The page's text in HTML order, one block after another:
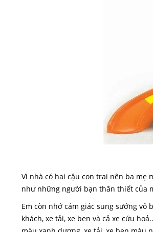
Vì nhà có hai cậu con trai nên ba mẹ
như những người bạn thân thiết của
Em còn nhớ cảm giác sung sướng
khách, xe tải, xe ben và cả xe cứu